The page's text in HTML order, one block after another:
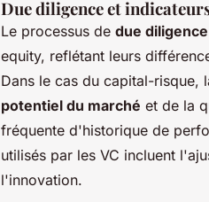
Due diligence et
Le processus de due diligence
equity, reflétant leurs
Dans le cas du capital-risque,
potentiel du marché et de la
fréquente d'historique de
utilisés par les VC incluent
l'innovation.